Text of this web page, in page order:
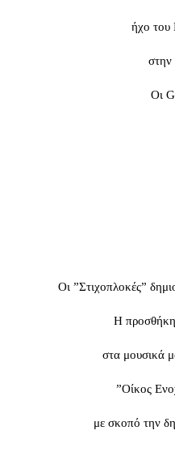
ήχο του
στην
Οι
Οι ”Στιχοπλοκές”
Η προσθήκη
στα μουσικά
”Οίκος
με σκοπό την